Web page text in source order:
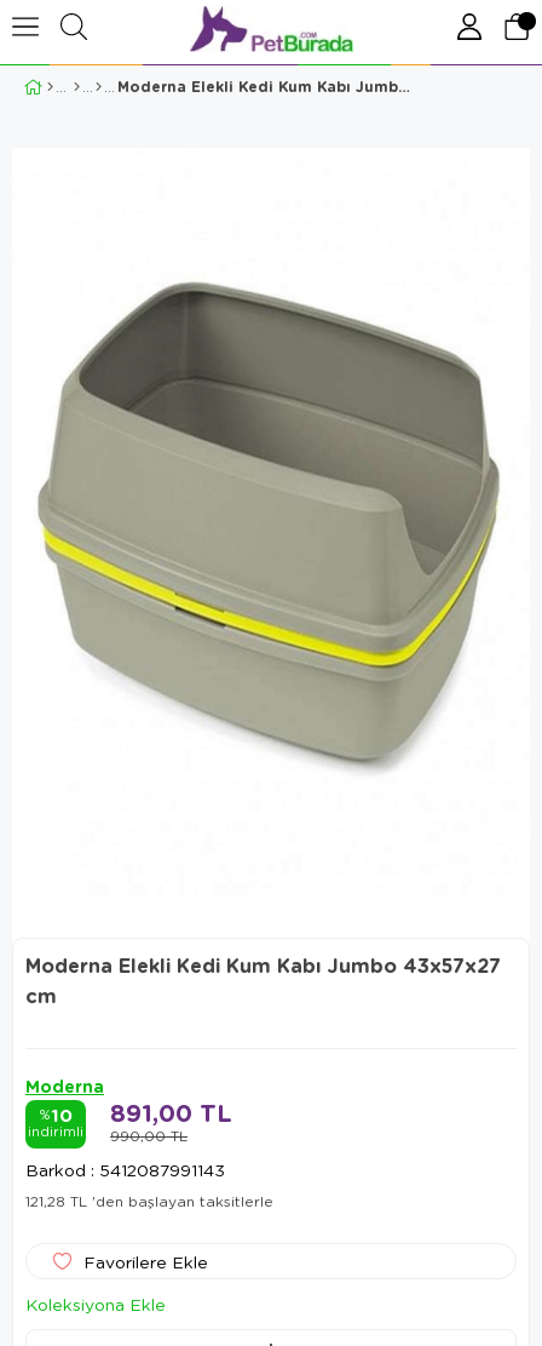
Moderna Elekli Kedi Kum Kabı Jumbo 43x57x27 cm
Moderna Elekli Kedi Kum Kabı Jumbo 43x57x27
cm
Moderna
%10
indirimli 990,00 TL
891,00 TL
Barkod : 5412087991143
121,28 TL 'den başlayan taksitlerle
Favorilere Ekle
Koleksiyona Ekle